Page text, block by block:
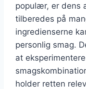
populær, er dens
tilberedes på
ingredienserne
personlig smag.
at
holder retten